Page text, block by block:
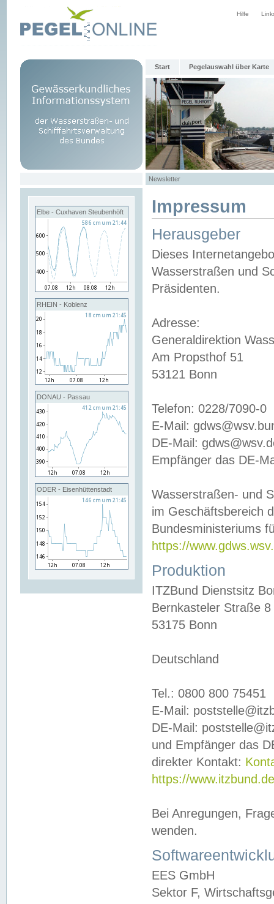
Hilfe
Start Pegelauswahl über Karte
Newsletter
Elbe - Cuxhaven Steubenhöft
RHEIN - Koblenz
DONAU - Passau
ODER - Eisenhüttenstadt
Impressum
Herausgeber
Dieses
Wasserstraßen und
Präsidenten.
Adresse:
Generaldirektion
Am Propsthof 51
53121 Bonn
Telefon: 0228/7090-0
E-Mail:
DE-Mail:
Empfänger das DE-
Wasserstraßen- und
im Geschäftsbereich
Bundesministeriums
https://
Produktion
ITZBund Dienstsitz
Bernkasteler Straße 8
53175 Bonn
Deutschland
Tel.: 0800 800 75451
E-Mail:
DE-Mail:
und Empfänger das
direkter Kontakt:
https://
Bei Anregungen,
wenden.
EES GmbH
Sektor F,